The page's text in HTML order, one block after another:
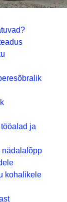
ja
nädalalõpp
kohalikele